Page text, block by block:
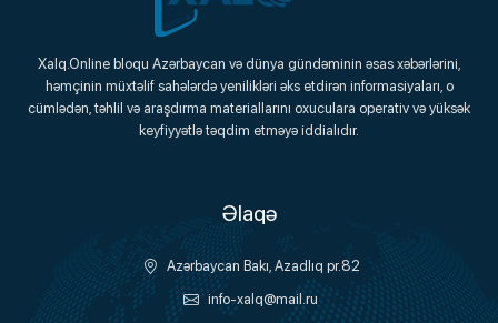
Xalq.Online
Onlayn Platforma
Xalq.Online bloqu Azərbaycan və dünya gündəminin əsas xəbərlərini,
həmçinin müxtəlif sahələrdə yenilikləri əks etdirən informasiyaları, o
cümlədən, təhlil və araşdırma materiallarını oxuculara operativ və yüksək
keyfiyyətlə təqdim etməyə iddialıdır.
Əlaqə
Azərbaycan Bakı, Azadlıq pr.82
info-xalq@mail.ru